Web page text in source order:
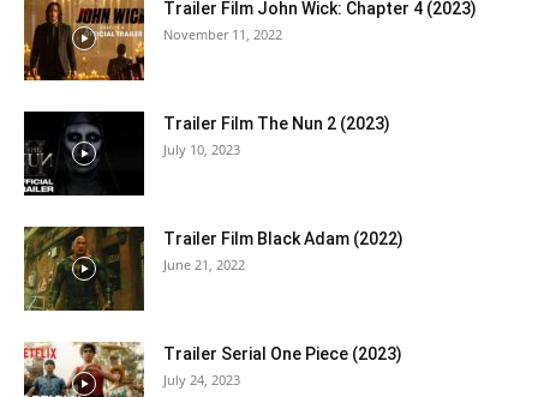
Trailer Film John Wick: Chapter 4 (2023)
November 11, 2022
Trailer Film The Nun 2 (2023)
July 10, 2023
Trailer Film Black Adam (2022)
June 21, 2022
Trailer Serial One Piece (2023)
July 24, 2023